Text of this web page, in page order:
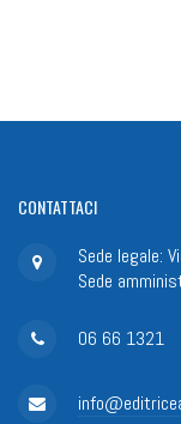
CONTATTACI
Sede legale:
Sede
06 66 1321